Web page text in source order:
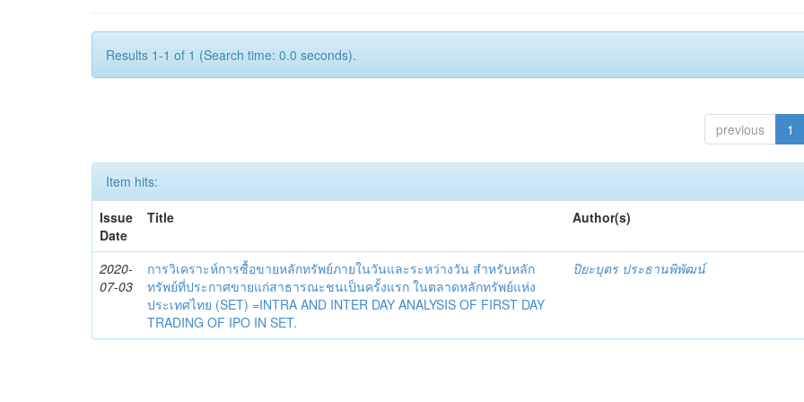
Results 1-1 of 1 (Search time: 0.0 seconds).
previous 1
Item hits:
Issue
Date
Title Author(s)
2020-
07-03
การวิเคราะห์การซื้อขายหลักทรัพย์ภายในวันและระหว่างวัน สำหรับหลัก
ทรัพย์ที่ประกาศขายแก่สาธารณะชนเป็นครั้งแรก ในตลาดหลักทรัพย์แห่ง
ประเทศไทย (SET) =INTRA AND INTER DAY ANALYSIS OF FIRST DAY
TRADING OF IPO IN SET.
ปิยะบุตร ประธานพิพัฒน์